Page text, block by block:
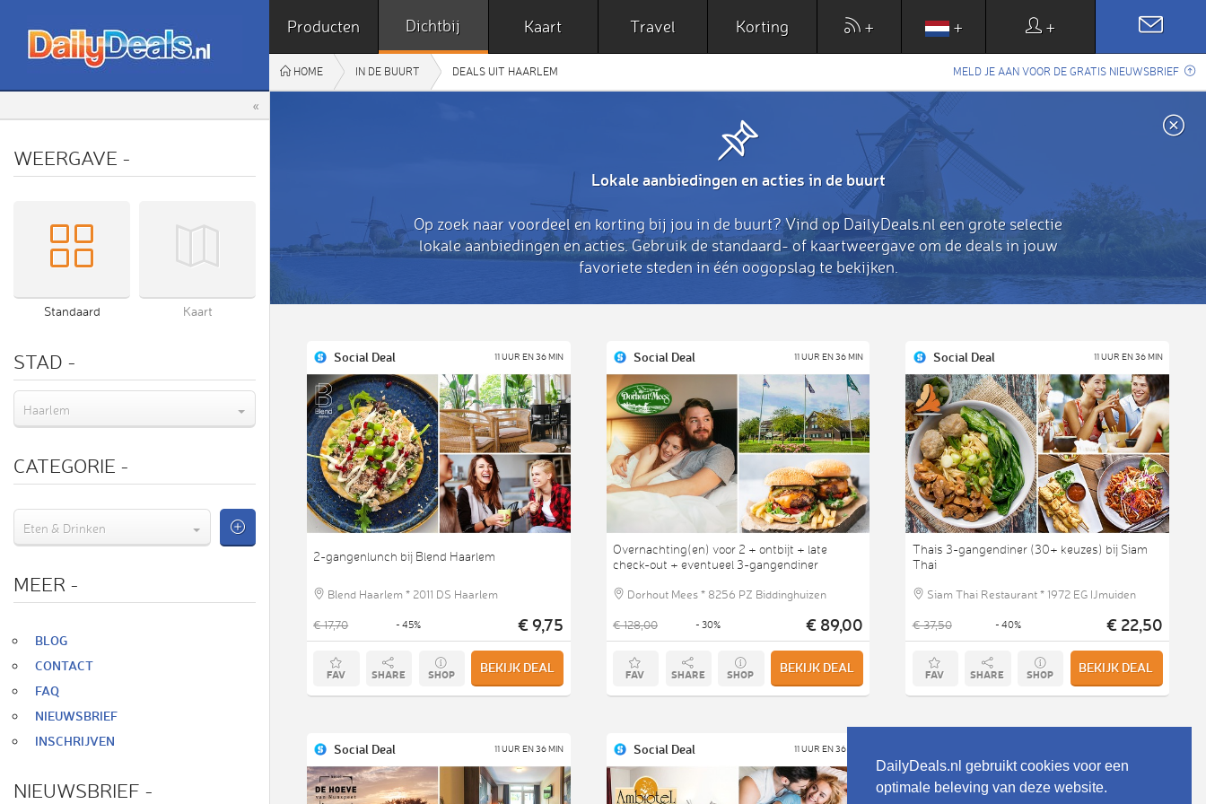
DailyDeals.nl gebruikt cookies voor een
optimale beleving van deze website.
Producten Dichtbij Kaart Travel Korting + + +
HOME IN DE BUURT DEALS UIT HAARLEM MELD JE AAN VOOR DE GRATIS NIEUWSBRIEF
Lokale aanbiedingen en acties in de buurt
Op zoek naar voordeel en korting bij jou in de buurt? Vind op DailyDeals.nl een grote selectie
lokale aanbiedingen en acties. Gebruik de standaard- of kaartweergave om de deals in jouw
favoriete steden in één oogopslag te bekijken.
Social Deal 11 UUR EN 36 MIN
FAV SHARE SHOP BEKIJK DEAL
2-gangenlunch bij Blend Haarlem
Blend Haarlem * 2011 DS Haarlem
€ 17,70 - 45% € 9,75
Social Deal 11 UUR EN 36 MIN
FAV SHARE SHOP BEKIJK DEAL
Overnachting(en) voor 2 + ontbijt + late
check-out + eventueel 3-gangendiner
Dorhout Mees * 8256 PZ Biddinghuizen
€ 128,00 - 30% € 89,00
Social Deal 11 UUR EN 36 MIN
FAV SHARE SHOP BEKIJK DEAL
Thais 3-gangendiner (30+ keuzes) bij Siam
Thai
Siam Thai Restaurant * 1972 EG IJmuiden
€ 37,50 - 40% € 22,50
Social Deal 11 UUR EN 36 MIN Social Deal 11 UUR EN 36 MIN
«
WEERGAVE -
Standaard Kaart
STAD -
Haarlem
CATEGORIE -
Eten & Drinken
MEER -
BLOG
CONTACT
FAQ
NIEUWSBRIEF
INSCHRIJVEN
NIEUWSBRIEF -